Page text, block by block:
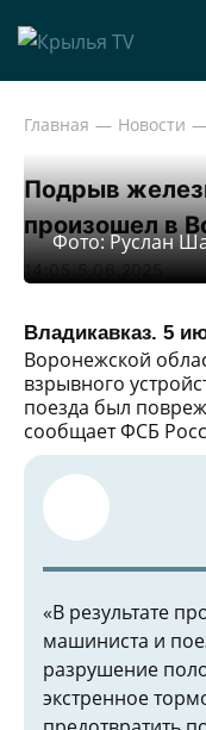
Главная Новости
Подрыв
произошел в
14:05 5.06.2025
Фото: Руслан
Владикавказ. 5
Воронежской
взрывного
поезда был
сообщает ФСБ
«В результате
машиниста и
разрушение
экстренное